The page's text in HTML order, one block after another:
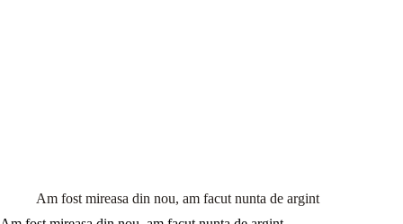
Am fost mireasa din nou, am facut nunta de argint